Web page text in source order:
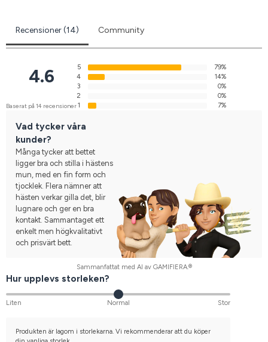
Recensioner (14) Community
4.6
Baserat på 14 recensioner
5
79%
4
14%
3
0%
2
0%
1
7%
Vad tycker våra
kunder?
Många tycker att bettet
ligger bra och stilla i hästens
mun, med en fin form och
tjocklek. Flera nämner att
hästen verkar gilla det, blir
lugnare och ger en bra
kontakt. Sammantaget ett
enkelt men högkvalitativt
och prisvärt bett.
Sammanfattat med AI av GAMIFIERA.®
Hur upplevs storleken?
Liten Normal Stor
Produkten är lagom i storlekarna. Vi rekommenderar att du köper